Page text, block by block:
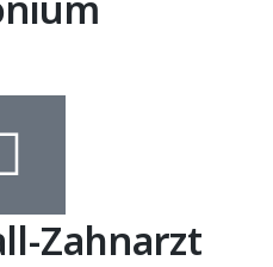
Zahnarzt